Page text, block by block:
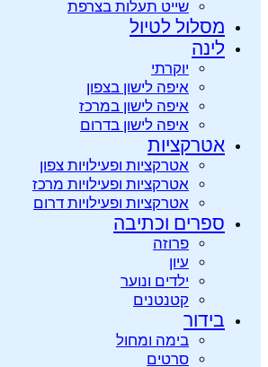
שייט תעלות בצרפת
מסלול לטיול
לינה
יוקרתי
איפה לישון בצפון
איפה לישון במרכז
איפה לישון בדרום
אטרקציות
אטרקציות ופעילויות צפון
אטרקציות ופעילויות מרכז
אטרקציות ופעילויות דרום
ספרים וכתיבה
פרוזה
עיון
ילדים ונוער
קטנטנים
בידור
בימה ומחול
סרטים